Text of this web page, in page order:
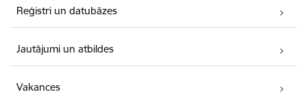
Reģistri un datubāzes
Jautājumi un atbildes
Vakances